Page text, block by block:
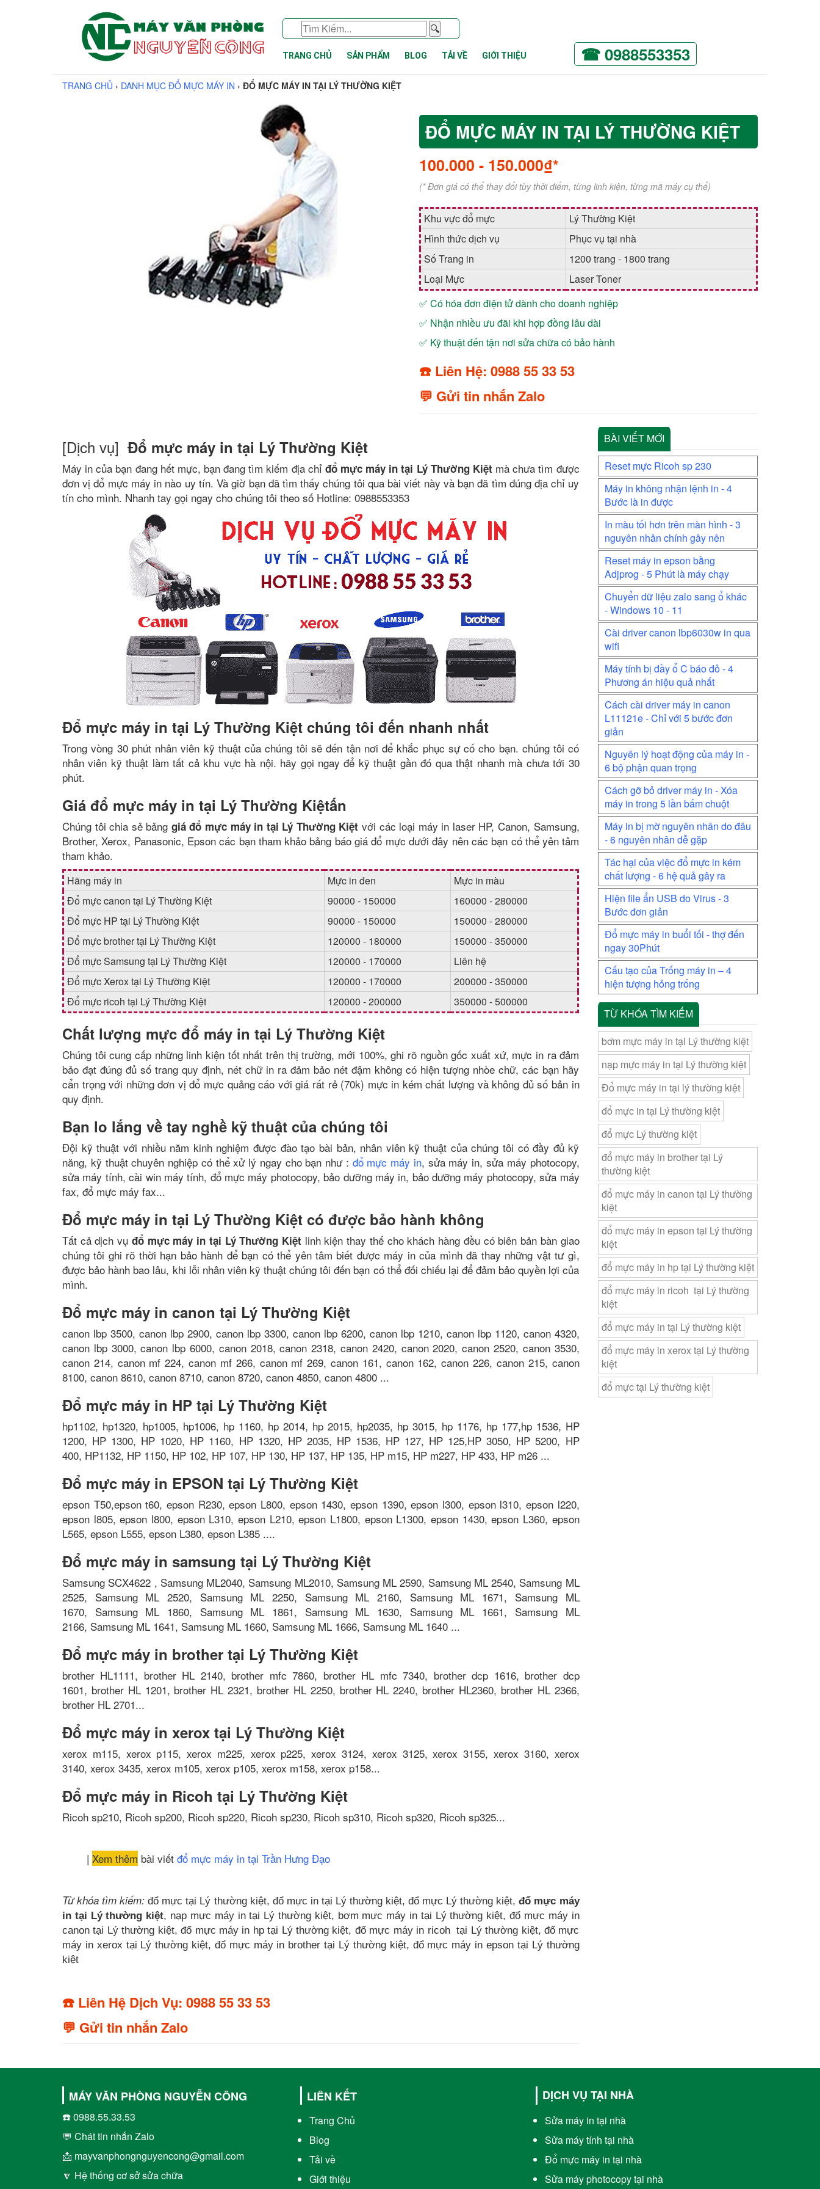
🔍
TRANG CHỦ SẢN PHẨM BLOG TẢI VỀ GIỚI THIỆU ☎ 0988553353
TRANG CHỦ › DANH MỤC ĐỔ MỰC MÁY IN › ĐỔ MỰC MÁY IN TẠI LÝ THƯỜNG KIỆT
ĐỔ MỰC MÁY IN TẠI LÝ THƯỜNG KIỆT
100.000 - 150.000₫*
(* Đơn giá có thể thay đổi tùy thời điểm, từng linh kiện, từng mã máy cụ thể)
Khu vực đổ mực
Lý Thường Kiệt
Hình thức dịch vụ
Phục vụ tại nhà
Số Trang in
1200 trang - 1800 trang
Loại Mực
Laser Toner
✅ Có hóa đơn điện tử dành cho doanh nghiệp
✅ Nhận nhiều ưu đãi khi hợp đồng lâu dài
✅ Kỹ thuật đến tận nơi sửa chữa có bảo hành
☎️ Liên Hệ: 0988 55 33 53
💬 Gửi tin nhắn Zalo
[Dịch vụ] Đổ mực máy in tại Lý Thường Kiệt
Máy in của bạn đang hết mực, bạn đang tìm kiếm địa chỉ đổ mực máy in tại Lý Thường Kiệt mà chưa tìm được
đơn vị đổ mực máy in nào uy tín. Và giờ bạn đã tìm thấy chúng tôi qua bài viết này và bạn đã tìm đúng địa chỉ uy
tín cho mình. Nhanh tay gọi ngay cho chúng tôi theo số Hotline: 0988553353
Đổ mực máy in tại Lý Thường Kiệt chúng tôi đến nhanh nhất
Trong vòng 30 phút nhân viên kỹ thuật của chúng tôi sẽ đến tận nơi để khắc phục sự cố cho bạn. chúng tôi có
nhân viên kỹ thuật làm tất cả khu vực hà nội. hãy gọi ngay để kỹ thuật gần đó qua thật nhanh mà chưa tới 30
phút.
Giá đổ mực máy in tại Lý Thường Kiệtấn
Chúng tôi chia sẻ bảng giá đổ mực máy in tại Lý Thường Kiệt với các loại máy in laser HP, Canon, Samsung,
Brother, Xerox, Panasonic, Epson các bạn tham khảo bảng báo giá đổ mực dưới đây nên các bạn có thể yên tâm
tham khảo.
Hãng máy in Mực in đen
Mực in màu
Đổ mực canon tại Lý Thường Kiệt
90000 - 150000
160000 - 280000
Đổ mực HP tại Lý Thường Kiệt
90000 - 150000
150000 - 280000
Đổ mực brother tại Lý Thường Kiệt
120000 - 180000
150000 - 350000
Đổ mực Samsung tại Lý Thường Kiệt
120000 - 170000
Liên hệ
Đổ mực Xerox tại Lý Thường Kiệt
120000 - 170000
200000 - 350000
Đổ mực ricoh tại Lý Thường Kiệt
120000 - 200000 350000 - 500000
Chất lượng mực đổ máy in tại Lý Thường Kiệt
Chúng tôi cung cấp những linh kiện tốt nhất trên thị trường, mới 100%, ghi rõ nguồn gốc xuất xứ, mực in ra đảm
bảo đạt đúng đủ số trang quy định, nét chữ in ra đảm bảo nét đậm không có hiện tượng nhòe chữ, các bạn hãy
cẩn trọng với những đơn vị đổ mực quảng cáo với giá rất rẻ (70k) mực in kém chất lượng và không đủ số bản in
quy định.
Bạn lo lắng về tay nghề kỹ thuật của chúng tôi
Đội kỹ thuật với nhiều năm kinh nghiệm được đào tạo bài bản, nhân viên kỹ thuật của chúng tôi có đầy đủ kỹ
năng, kỹ thuật chuyên nghiệp có thể xử lý ngay cho bạn như : đổ mực máy in, sửa máy in, sửa máy photocopy,
sửa máy tính, cài win máy tính, đổ mực máy photocopy, bảo dưỡng máy in, bảo dưỡng máy photocopy, sửa máy
fax, đổ mực máy fax...
Đổ mực máy in tại Lý Thường Kiệt có được bảo hành không
Tất cả dịch vụ đổ mực máy in tại Lý Thường Kiệt linh kiện thay thế cho khách hàng đều có biên bản bàn giao
chúng tôi ghi rõ thời hạn bảo hành để bạn có thể yên tâm biết được máy in của mình đã thay những vật tư gì,
được bảo hành bao lâu, khi lỗi nhân viên kỹ thuật chúng tôi đến bạn có thể đối chiếu lại để đảm bảo quyền lợi của
mình.
Đổ mực máy in canon tại Lý Thường Kiệt
canon lbp 3500, canon lbp 2900, canon lbp 3300, canon lbp 6200, canon lbp 1210, canon lbp 1120, canon 4320,
canon lbp 3000, canon lbp 6000, canon 2018, canon 2318, canon 2420, canon 2020, canon 2520, canon 3530,
canon 214, canon mf 224, canon mf 266, canon mf 269, canon 161, canon 162, canon 226, canon 215, canon
8100, canon 8610, canon 8710, canon 8720, canon 4850, canon 4800 ...
Đổ mực máy in HP tại Lý Thường Kiệt
hp1102, hp1320, hp1005, hp1006, hp 1160, hp 2014, hp 2015, hp2035, hp 3015, hp 1176, hp 177,hp 1536, HP
1200, HP 1300, HP 1020, HP 1160, HP 1320, HP 2035, HP 1536, HP 127, HP 125,HP 3050, HP 5200, HP
400, HP1132, HP 1150, HP 102, HP 107, HP 130, HP 137, HP 135, HP m15, HP m227, HP 433, HP m26 ...
Đổ mực máy in EPSON tại Lý Thường Kiệt
epson T50,epson t60, epson R230, epson L800, epson 1430, epson 1390, epson l300, epson l310, epson l220,
epson l805, epson l800, epson L310, epson L210, epson L1800, epson L1300, epson 1430, epson L360, epson
L565, epson L555, epson L380, epson L385 ....
Đổ mực máy in samsung tại Lý Thường Kiệt
Samsung SCX4622 , Samsung ML2040, Samsung ML2010, Samsung ML 2590, Samsung ML 2540, Samsung ML
2525, Samsung ML 2520, Samsung ML 2250, Samsung ML 2160, Samsung ML 1671, Samsung ML
1670, Samsung ML 1860, Samsung ML 1861, Samsung ML 1630, Samsung ML 1661, Samsung ML
2166, Samsung ML 1641, Samsung ML 1660, Samsung ML 1666, Samsung ML 1640 ...
Đổ mực máy in brother tại Lý Thường Kiệt
brother HL1111, brother HL 2140, brother mfc 7860, brother HL mfc 7340, brother dcp 1616, brother dcp
1601, brother HL 1201, brother HL 2321, brother HL 2250, brother HL 2240, brother HL2360, brother HL 2366,
brother HL 2701...
Đổ mực máy in xerox tại Lý Thường Kiệt
xerox m115, xerox p115, xerox m225, xerox p225, xerox 3124, xerox 3125, xerox 3155, xerox 3160, xerox
3140, xerox 3435, xerox m105, xerox p105, xerox m158, xerox p158...
Đổ mực máy in Ricoh tại Lý Thường Kiệt
Ricoh sp210, Ricoh sp200, Ricoh sp220, Ricoh sp230, Ricoh sp310, Ricoh sp320, Ricoh sp325...
| Xem thêm bài viết đổ mực máy in tại Trần Hưng Đạo
Từ khóa tìm kiếm: đổ mực tại Lý thường kiệt, đổ mực in tại Lý thường kiệt, đổ mực Lý thường kiệt,đổ mực máy
in tại Lý thường kiệt, nạp mực máy in tại Lý thường kiệt, bơm mực máy in tại Lý thường kiệt, đổ mực máy in
canon tại Lý thường kiệt, đổ mực máy in hp tại Lý thường kiệt, đổ mực máy in ricoh tại Lý thường kiệt, đổ mực
máy in xerox tại Lý thường kiệt, đổ mực máy in brother tại Lý thường kiệt, đổ mực máy in epson tại Lý thường
kiệt
☎️ Liên Hệ Dịch Vụ: 0988 55 33 53
💬 Gửi tin nhắn Zalo
BÀI VIẾT MỚI
Reset mực Ricoh sp 230
Máy in không nhận lệnh in - 4
Bước là in được
In màu tối hơn trên màn hình - 3
nguyên nhân chính gây nên
Reset máy in epson bằng
Adjprog - 5 Phút là máy chạy
Chuyển dữ liệu zalo sang ổ khác
- Windows 10 - 11
Cài driver canon lbp6030w in qua
wifi
Máy tính bị đầy ổ C báo đỏ - 4
Phương án hiệu quả nhất
Cách cài driver máy in canon
L11121e - Chỉ với 5 bước đơn
giản
Nguyên lý hoạt động của máy in -
6 bộ phận quan trọng
Cách gỡ bỏ driver máy in - Xóa
máy in trong 5 lần bấm chuột
Máy in bị mờ nguyên nhân do đâu
- 6 nguyên nhân dễ gặp
Tác hại của việc đổ mực in kém
chất lượng - 6 hệ quả gây ra
Hiện file ẩn USB do Virus - 3
Bước đơn giản
Đổ mực máy in buổi tối - thợ đến
ngay 30Phút
Cấu tạo của Trống máy in – 4
hiện tượng hỏng trống
TỪ KHÓA TÌM KIẾM
bơm mực máy in tại Lý thường kiệt
nạp mực máy in tại Lý thường kiệt
Đổ mực máy in tại lý thường kiệt
đổ mực in tại Lý thường kiệt
đổ mực Lý thường kiệt
đổ mực máy in brother tại Lý
thường kiệt
đổ mực máy in canon tại Lý thường
kiệt
đổ mực máy in epson tại Lý thường
kiệt
đổ mực máy in hp tại Lý thường kiệt
đổ mực máy in ricoh tại Lý thường
kiệt
đổ mực máy in tại Lý thường kiệt
đổ mực máy in xerox tại Lý thường
kiệt
đổ mực tại Lý thường kiệt
MÁY VĂN PHÒNG NGUYỄN CÔNG
☎️ 0988.55.33.53
💬 Chát tin nhắn Zalo
📩 mayvanphongnguyencong@gmail.com
🔽 Hệ thống cơ sở sửa chữa
LIÊN KẾT
Trang Chủ
Blog
Tải về
Giới thiệu
DỊCH VỤ TẠI NHÀ
Sửa máy in tại nhà
Sửa máy tính tại nhà
Đổ mực máy in tại nhà
Sửa máy photocopy tại nhà